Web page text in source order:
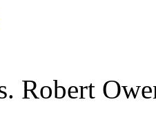
Robert